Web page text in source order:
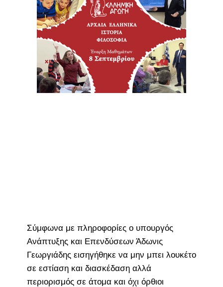
Σύμφωνα με πληροφορίες ο υπουργός
Ανάπτυξης και Επενδύσεων Άδωνις
Γεωργιάδης εισηγήθηκε να μην μπει λουκέτο
σε εστίαση και διασκέδαση αλλά
περιορισμός σε άτομα και όχι όρθιοι